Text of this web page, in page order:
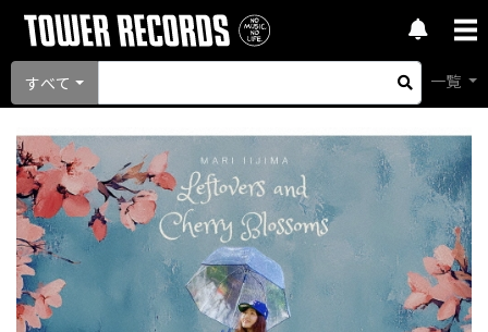
すべて 一覧